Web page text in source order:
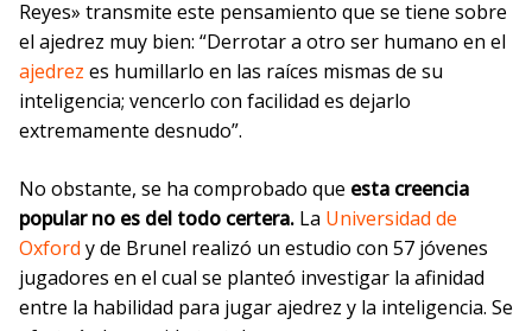
Reyes» transmite este pensamiento que se tiene sobre
el ajedrez muy bien: “Derrotar a otro ser humano en el
ajedrez es humillarlo en las raíces mismas de su
inteligencia; vencerlo con facilidad es dejarlo
extremamente desnudo”.
No obstante, se ha comprobado que esta creencia
popular no es del todo certera. La Universidad de
Oxford y de Brunel realizó un estudio con 57 jóvenes
jugadores en el cual se planteó investigar la afinidad
entre la habilidad para jugar ajedrez y la inteligencia. Se